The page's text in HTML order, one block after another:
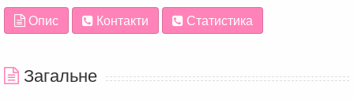
Опис Контакти Статистика
Загальне